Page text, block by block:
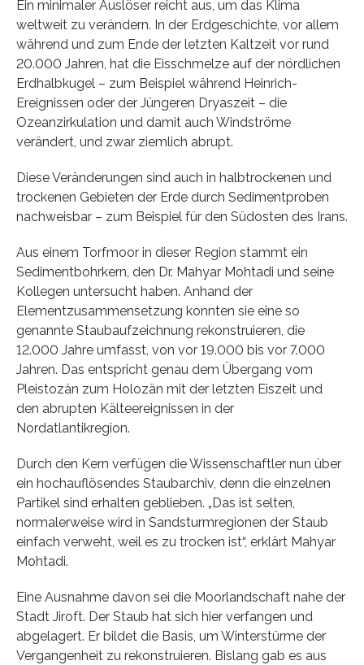
Ein minimaler Auslöser reicht aus, um das Klima
weltweit zu verändern. In der Erdgeschichte, vor allem
während und zum Ende der letzten Kaltzeit vor rund
20.000 Jahren, hat die Eisschmelze auf der nördlichen
Erdhalbkugel – zum Beispiel während Heinrich-
Ereignissen oder der Jüngeren Dryaszeit – die
Ozeanzirkulation und damit auch Windströme
verändert, und zwar ziemlich abrupt.
Diese Veränderungen sind auch in halbtrockenen und
trockenen Gebieten der Erde durch Sedimentproben
nachweisbar – zum Beispiel für den Südosten des Irans.
Aus einem Torfmoor in dieser Region stammt ein
Sedimentbohrkern, den Dr. Mahyar Mohtadi und seine
Kollegen untersucht haben. Anhand der
Elementzusammensetzung konnten sie eine so
genannte Staubaufzeichnung rekonstruieren, die
12.000 Jahre umfasst, von vor 19.000 bis vor 7.000
Jahren. Das entspricht genau dem Übergang vom
Pleistozän zum Holozän mit der letzten Eiszeit und
den abrupten Kälteereignissen in der
Nordatlantikregion.
Durch den Kern verfügen die Wissenschaftler nun über
ein hochauflösendes Staubarchiv, denn die einzelnen
Partikel sind erhalten geblieben. „Das ist selten,
normalerweise wird in Sandsturmregionen der Staub
einfach verweht, weil es zu trocken ist“, erklärt Mahyar
Mohtadi.
Eine Ausnahme davon sei die Moorlandschaft nahe der
Stadt Jiroft. Der Staub hat sich hier verfangen und
abgelagert. Er bildet die Basis, um Winterstürme der
Vergangenheit zu rekonstruieren. Bislang gab es aus